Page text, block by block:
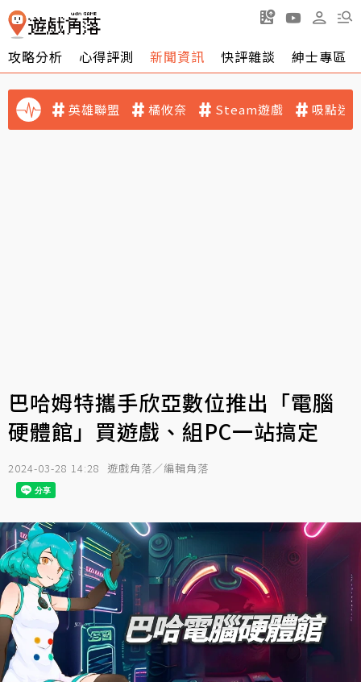
攻略分析 心得評測 新聞資訊 快評雜談 紳士專區
英雄聯盟 橘攸奈 Steam遊戲 吸點迷
巴哈姆特攜手欣亞數位推出「電腦
硬體館」買遊戲、組PC一站搞定
2024-03-28 14:28 遊戲角落／編輯角落